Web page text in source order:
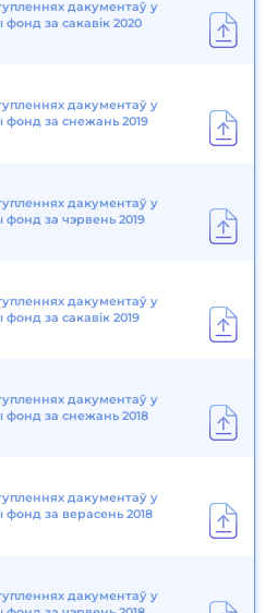
дакументаў у
за сакавік 2020
дакументаў у
за снежань 2019
дакументаў у
за чэрвень 2019
дакументаў у
за сакавік 2019
дакументаў у
за снежань 2018
дакументаў у
за верасень 2018
дакументаў у